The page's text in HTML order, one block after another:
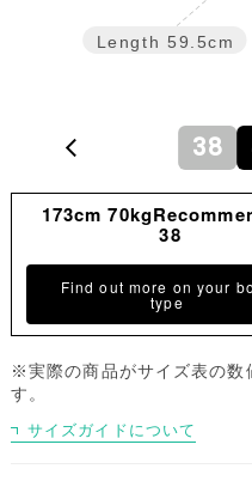
Length 59.5cm
38
173cm
38
Find out more on your
type
※実際の商品がサイズ表の数
す。
サイズガイドについて